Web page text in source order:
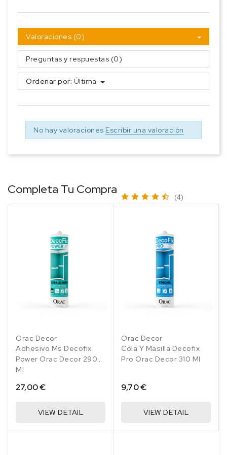
Valoraciones (0)
Preguntas y respuestas (0)
Ordenar por: Última
No hay valoraciones Escribir una valoración
Completa Tu Compra
Orac Decor
Adhesivo Ms Decofix
Power Orac Decor 290
Ml
27,00 €
VIEW DETAIL
Orac Decor
Cola Y Masilla Decofix
Pro Orac Decor 310 Ml
(4)
9,70 €
VIEW DETAIL